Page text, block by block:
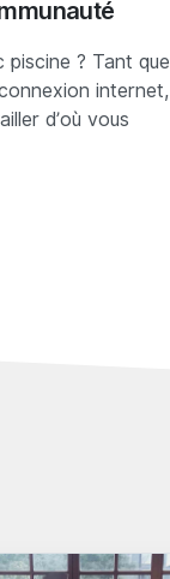
piscine ? Tant que
internet,
d’où vous